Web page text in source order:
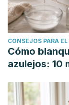
CONSEJOS PARA
Cómo
azulejos: 10